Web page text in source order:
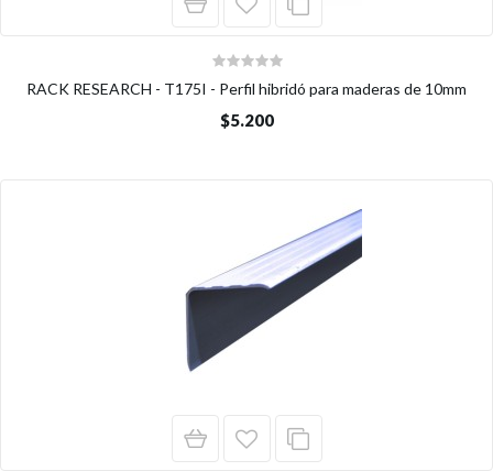
RACK RESEARCH - T175I - Perfil hibridó para maderas de 10mm
$5.200